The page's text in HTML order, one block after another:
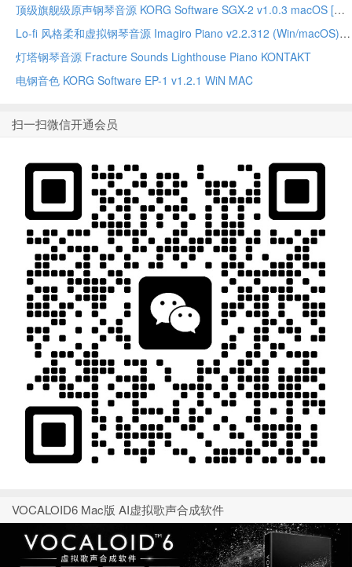
顶级旗舰级原声钢琴音源 KORG Software SGX-2 v1.0.3 macOS [MORiA]
Lo-fi 风格柔和虚拟钢琴音源 Imagiro Piano v2.2.312 (Win/macOS)-TEAM SEA SLUG
灯塔钢琴音源 Fracture Sounds Lighthouse Piano KONTAKT
电钢音色 KORG Software EP-1 v1.2.1 WiN MAC
扫一扫微信开通会员
VOCALOID6 Mac版 AI虚拟歌声合成软件